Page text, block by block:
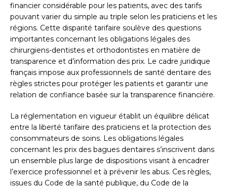
financier considérable pour les patients, avec des tarifs
pouvant varier du simple au triple selon les praticiens et les
régions. Cette disparité tarifaire soulève des questions
importantes concernant les obligations légales des
chirurgiens-dentistes et orthodontistes en matière de
transparence et d’information des prix. Le cadre juridique
français impose aux professionnels de santé dentaire des
règles strictes pour protéger les patients et garantir une
relation de confiance basée sur la transparence financière.
La réglementation en vigueur établit un équilibre délicat
entre la liberté tarifaire des praticiens et la protection des
consommateurs de soins. Les obligations légales
concernant les prix des bagues dentaires s’inscrivent dans
un ensemble plus large de dispositions visant à encadrer
l’exercice professionnel et à prévenir les abus. Ces règles,
issues du Code de la santé publique, du Code de la